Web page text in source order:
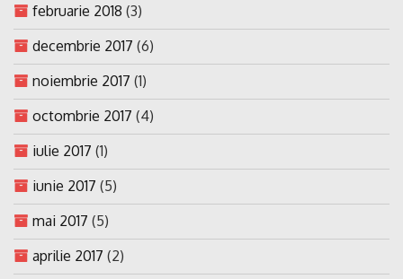
februarie 2018 (3)
decembrie 2017 (6)
noiembrie 2017 (1)
octombrie 2017 (4)
iulie 2017 (1)
iunie 2017 (5)
mai 2017 (5)
aprilie 2017 (2)